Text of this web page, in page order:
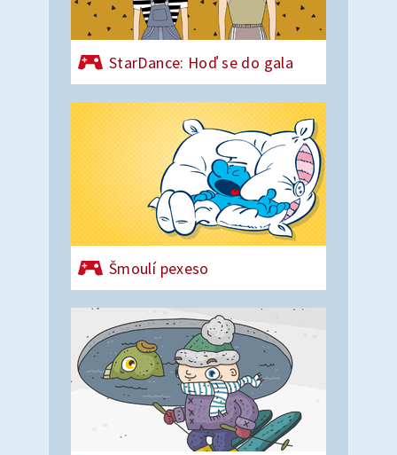
StarDance: Hoď se do gala
Šmoulí pexeso